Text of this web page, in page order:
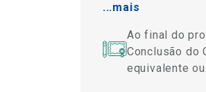
...mais
Ao final do
Conclusão do
equivalente